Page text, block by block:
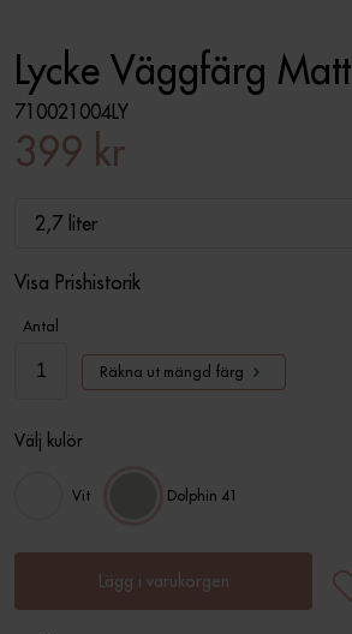
Lycke Väggfärg Matt
710021004LY
399 kr
2,7 liter
Visa Prishistorik
Antal
Räkna ut mängd färg
Välj kulör
Vit Dolphin 41
Lägg i varukorgen